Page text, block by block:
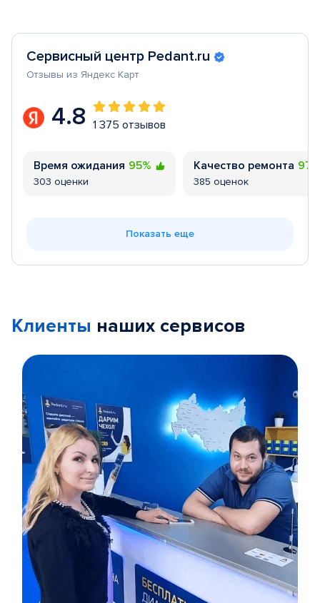
Сервисный центр Pedant.ru
Отзывы из Яндекс Карт
4.8 1 375 отзывов
Время ожидания 95%
303 оценки
Качество ремонта
385 оценок
Показать еще
Клиенты наших сервисов